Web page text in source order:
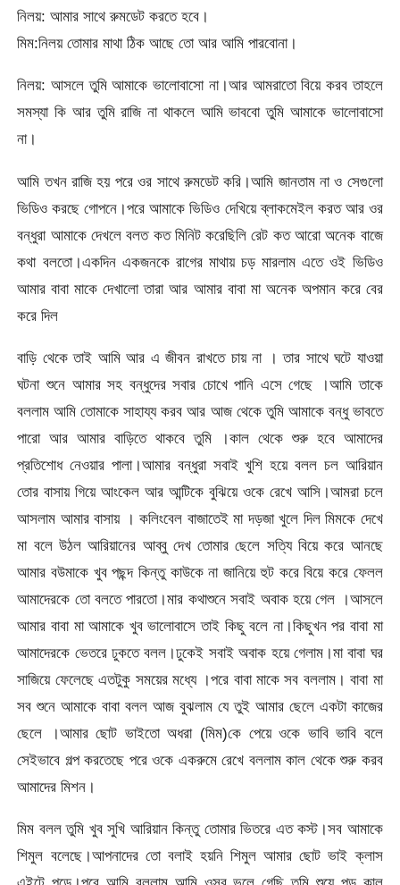
নিলয়: আমার সাথে রুমডেট করতে হবে।
মিম:নিলয় তোমার মাথা ঠিক আছে তো আর আমি পারবোনা।
নিলয়: আসলে তুমি আমাকে ভালোবাসো না।আর আমরাতো বিয়ে করব তাহলে
সমস্যা কি আর তুমি রাজি না থাকলে আমি ভাববো তুমি আমাকে ভালোবাসো
না।
আমি তখন রাজি হয় পরে ওর সাথে রুমডেট করি।আমি জানতাম না ও সেগুলো
ভিডিও করছে গোপনে।পরে আমাকে ভিডিও দেখিয়ে ব্লাকমেইল করত আর ওর
বন্ধুরা আমাকে দেখলে বলত কত মিনিট করেছিলি রেট কত আরো অনেক বাজে
কথা বলতো।একদিন একজনকে রাগের মাথায় চড় মারলাম এতে ওই ভিডিও
আমার বাবা মাকে দেখালো তারা আর আমার বাবা মা অনেক অপমান করে বের
করে দিল
বাড়ি থেকে তাই আমি আর এ জীবন রাখতে চায় না । তার সাথে ঘটে যাওয়া
ঘটনা শুনে আমার সহ বন্ধুদের সবার চোখে পানি এসে গেছে ।আমি তাকে
বললাম আমি তোমাকে সাহায্য করব আর আজ থেকে তুমি আমাকে বন্ধু ভাবতে
পারো আর আমার বাড়িতে থাকবে তুমি ।কাল থেকে শুরু হবে আমাদের
প্রতিশোধ নেওয়ার পালা।আমার বন্ধুরা সবাই খুশি হয়ে বলল চল আরিয়ান
তোর বাসায় গিয়ে আংকেল আর আন্টিকে বুঝিয়ে ওকে রেখে আসি।আমরা চলে
আসলাম আমার বাসায় । কলিংবেল বাজাতেই মা দড়জা খুলে দিল মিমকে দেখে
মা বলে উঠল আরিয়ানের আব্বু দেখ তোমার ছেলে সত্যি বিয়ে করে আনছে
আমার বউমাকে খুব পছন্দ কিন্তু কাউকে না জানিয়ে হুট করে বিয়ে করে ফেলল
আমাদেরকে তো বলতে পারতো।মার কথাশুনে সবাই অবাক হয়ে গেল ।আসলে
আমার বাবা মা আমাকে খুব ভালোবাসে তাই কিছু বলে না।কিছুখন পর বাবা মা
আমাদেরকে ভেতরে ঢুকতে বলল।ঢুকেই সবাই অবাক হয়ে গেলাম।মা বাবা ঘর
সাজিয়ে ফেলেছে এতটুকু সময়ের মধ্যে ।পরে বাবা মাকে সব বললাম। বাবা মা
সব শুনে আমাকে বাবা বলল আজ বুঝলাম যে তুই আমার ছেলে একটা কাজের
ছেলে ।আমার ছোট ভাইতো অধরা (মিম)কে পেয়ে ওকে ভাবি ভাবি বলে
সেইভাবে গল্প করতেছে পরে ওকে একরুমে রেখে বললাম কাল থেকে শুরু করব
আমাদের মিশন।
মিম বলল তুমি খুব সুখি আরিয়ান কিন্তু তোমার ভিতরে এত কস্ট।সব আমাকে
শিমুল বলেছে।আপনাদের তো বলাই হয়নি শিমুল আমার ছোট ভাই ক্লাস